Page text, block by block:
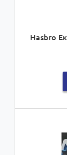
Hasbro